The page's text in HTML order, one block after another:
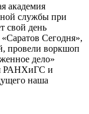
академия
службы при
свой день
Сегодня»,
провели воркшоп
дело»
РАНХиГС и
наша